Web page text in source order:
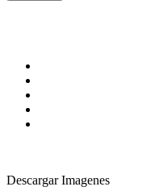
Descargar Imagenes